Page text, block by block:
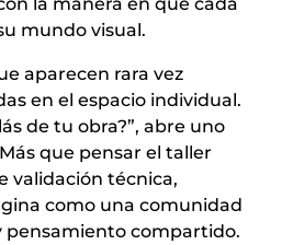
mundo visual.
aparecen rara vez
en el espacio individual.
de tu obra?”, abre uno
que pensar el taller
validación técnica,
como una comunidad
pensamiento compartido.